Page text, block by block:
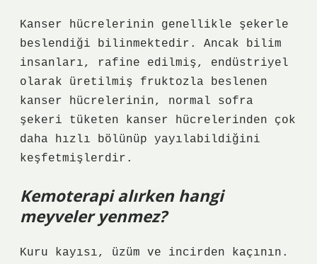
Kanser hücrelerinin genellikle şekerle
beslendiği bilinmektedir. Ancak bilim
insanları, rafine edilmiş, endüstriyel
olarak üretilmiş fruktozla beslenen
kanser hücrelerinin, normal sofra
şekeri tüketen kanser hücrelerinden çok
daha hızlı bölünüp yayılabildiğini
keşfetmişlerdir.
Kemoterapi alırken hangi
meyveler yenmez?
Kuru kayısı, üzüm ve incirden kaçının.